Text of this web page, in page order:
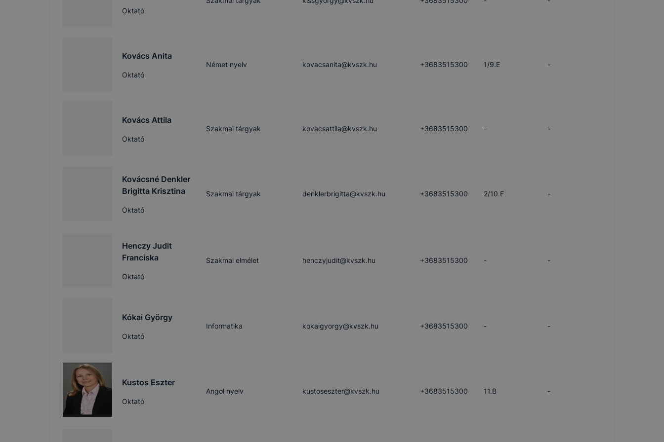
Oktató
Kovács Anita
Oktató
Német nyelv kovacsanita​@kvszk.hu +3683515300 1/9.E -
Kovács Attila
Oktató
Szakmai tárgyak kovacsattila​@kvszk.hu +3683515300 - -
Kovácsné Denkler
Brigitta Krisztina
Oktató
Szakmai tárgyak denklerbrigitta​@kvszk.hu +3683515300 2/10.E -
Henczy Judit
Franciska
Oktató
Szakmai elmélet henczyjudit​@kvszk.hu +3683515300 - -
Kókai György
Oktató
Informatika kokaigyorgy​@kvszk.hu +3683515300 - -
Kustos Eszter
Oktató
Angol nyelv kustoseszter​@kvszk.hu +3683515300 11.B -
böngészőjében.